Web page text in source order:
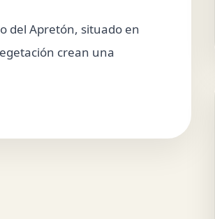
del Apretón, situado en
crean una